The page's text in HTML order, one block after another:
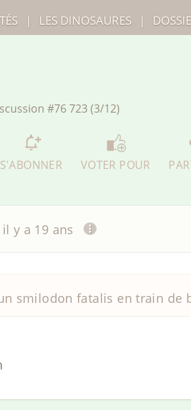
#76 723 (3/12)
S'ABONNER VOTER POUR
il y a 19 ans
smilodon fatalis en train de
| LES DINOSAURES |